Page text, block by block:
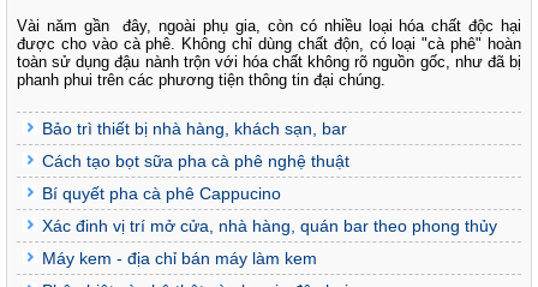
Vài năm gần đây, ngoài phụ gia, còn có nhiều loại hóa chất độc hại
được cho vào cà phê. Không chỉ dùng chất độn, có loại "cà phê" hoàn
toàn sử dụng đậu nành trộn với hóa chất không rõ nguồn gốc, như đã bị
phanh phui trên các phương tiện thông tin đại chúng.
Bảo trì thiết bị nhà hàng, khách sạn, bar
Cách tạo bọt sữa pha cà phê nghệ thuật
Bí quyết pha cà phê Cappucino
Xác đinh vị trí mở cửa, nhà hàng, quán bar theo phong thủy
Máy kem - địa chỉ bán máy làm kem